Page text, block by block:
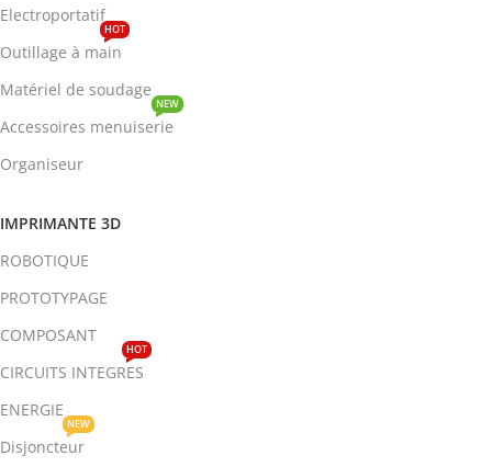
Electroportatif
Outillage à main
HOT
Matériel de soudage
Accessoires menuiserie
NEW
Organiseur
IMPRIMANTE 3D
ROBOTIQUE
PROTOTYPAGE
COMPOSANT
CIRCUITS INTEGRES
HOT
ENERGIE
Disjoncteur
NEW